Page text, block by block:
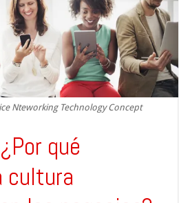
Nteworking Technology Concept
qué
cultura